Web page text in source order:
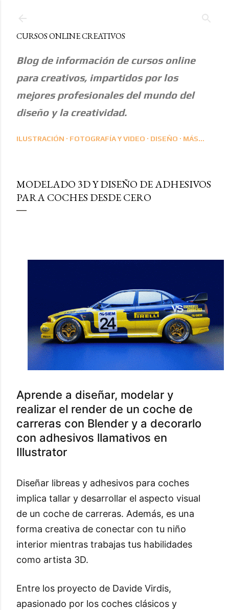
CURSOS ONLINE CREATIVOS
Blog de información de cursos online
para creativos, impartidos por los
mejores profesionales del mundo del
diseño y la creatividad.
ILUSTRACIÓN FOTOGRAFÍA Y VIDEO DISEÑO MÁS…
MODELADO 3D Y DISEÑO DE ADHESIVOS
PARA COCHES DESDE CERO
Aprende a diseñar, modelar y
realizar el render de un coche de
carreras con Blender y a decorarlo
con adhesivos llamativos en
Illustrator
Diseñar libreas y adhesivos para coches
implica tallar y desarrollar el aspecto visual
de un coche de carreras. Además, es una
forma creativa de conectar con tu niño
interior mientras trabajas tus habilidades
como artista 3D.
Entre los proyecto de Davide Virdis,
apasionado por los coches clásicos y